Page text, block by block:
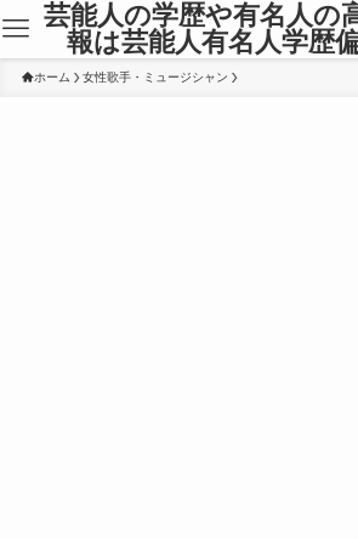
芸能人の学歴や有名人の
報は芸能人有名人学歴
ホーム 女性歌手・ミュージシャン